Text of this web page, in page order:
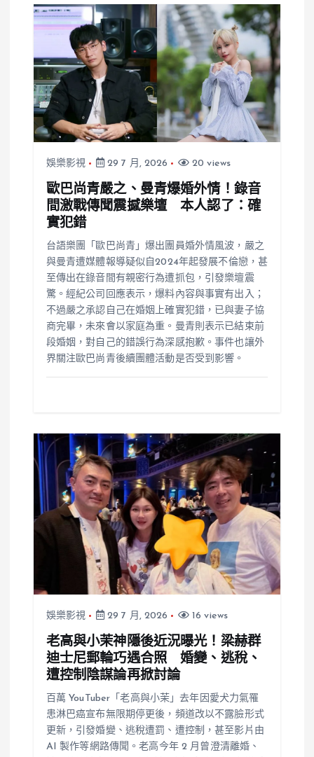
令人毛骨悚然
娛樂影視 29 7 月, 2026 20 views
歐巴尚青嚴之、曼青爆婚外情！錄音
間激戰傳聞震撼樂壇 本人認了：確
實犯錯
台語樂團「歐巴尚青」爆出團員婚外情風波，嚴之
與曼青遭媒體報導疑似自2024年起發展不倫戀，甚
至傳出在錄音間有親密行為遭抓包，引發樂壇震
驚。經紀公司回應表示，爆料內容與事實有出入；
不過嚴之承認自己在婚姻上確實犯錯，已與妻子協
商完畢，未來會以家庭為重。曼青則表示已結束前
段婚姻，對自己的錯誤行為深感抱歉。事件也讓外
界關注歐巴尚青後續團體活動是否受到影響。
娛樂影視 29 7 月, 2026 16 views
老高與小茉神隱後近況曝光！梁赫群
迪士尼郵輪巧遇合照 婚變、逃稅、
遭控制陰謀論再掀討論
百萬 YouTuber「老高與小茉」去年因愛犬力氣罹
患淋巴癌宣布無限期停更後，頻道改以不露臉形式
更新，引發婚變、逃稅遭罰、遭控制，甚至影片由
AI 製作等網路傳聞。老高今年 2 月曾澄清離婚、